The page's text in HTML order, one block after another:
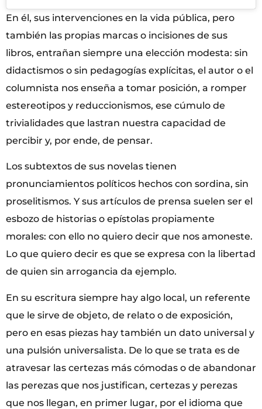
En él, sus intervenciones en la vida pública, pero
también las propias marcas o incisiones de sus
libros, entrañan siempre una elección modesta: sin
didactismos o sin pedagogías explícitas, el autor o el
columnista nos enseña a tomar posición, a romper
estereotipos y reduccionismos, ese cúmulo de
trivialidades que lastran nuestra capacidad de
percibir y, por ende, de pensar.
Los subtextos de sus novelas tienen
pronunciamientos políticos hechos con sordina, sin
proselitismos. Y sus artículos de prensa suelen ser el
esbozo de historias o epístolas propiamente
morales: con ello no quiero decir que nos amoneste.
Lo que quiero decir es que se expresa con la libertad
de quien sin arrogancia da ejemplo.
En su escritura siempre hay algo local, un referente
que le sirve de objeto, de relato o de exposición,
pero en esas piezas hay también un dato universal y
una pulsión universalista. De lo que se trata es de
atravesar las certezas más cómodas o de abandonar
las perezas que nos justifican, certezas y perezas
que nos llegan, en primer lugar, por el idioma que